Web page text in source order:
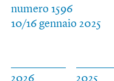
numero 1596
10/16 gennaio 2025
2026 2025